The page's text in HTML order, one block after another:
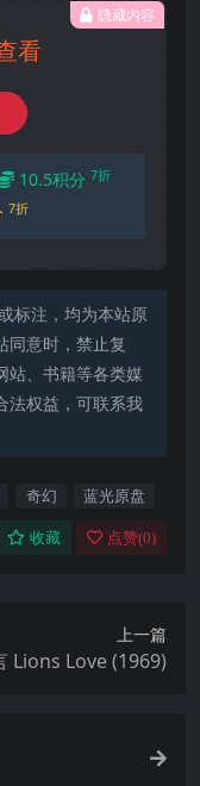
隐藏内容
看
10.5积分 7折
7折
标注，均为本站原
同意时，禁止复
站、书籍等各类媒
法权益，可联系我
奇幻 蓝光原盘
收藏 点赞(0)
上一篇
Lions Love (1969)